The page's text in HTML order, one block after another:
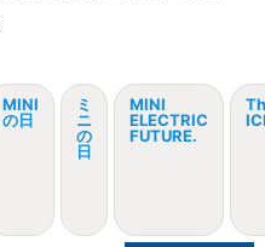
MINI
の日
ミ
ニ
の
日
MINI
ELECTRIC
FUTURE.